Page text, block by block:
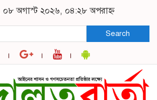
০৮ অগাস্ট ২০২৬, ০৪:২৮ অপরাহ্ন
Search